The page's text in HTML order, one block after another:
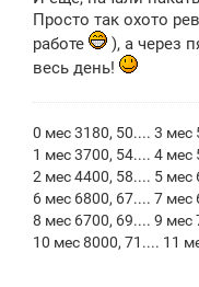
Просто так охото
работе
), а через
весь день!
0 мес 3180, 50.... 3 мес
1 мес 3700, 54.... 4 мес
2 мес 4400, 58.... 5 мес
6 мес 6800, 67.... 7 мес
8 мес 6700, 69.... 9 мес
10 мес 8000, 71.... 11